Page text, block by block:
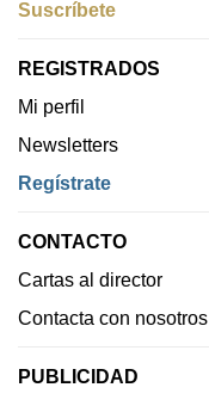
Suscríbete
REGISTRADOS
Mi perfil
Newsletters
Regístrate
CONTACTO
Cartas al director
Contacta con nosotros
PUBLICIDAD